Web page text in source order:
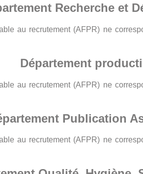
Recherche et
au recrutement (AFPR) ne
Département
au recrutement (AFPR) ne
Publication
au recrutement (AFPR) ne